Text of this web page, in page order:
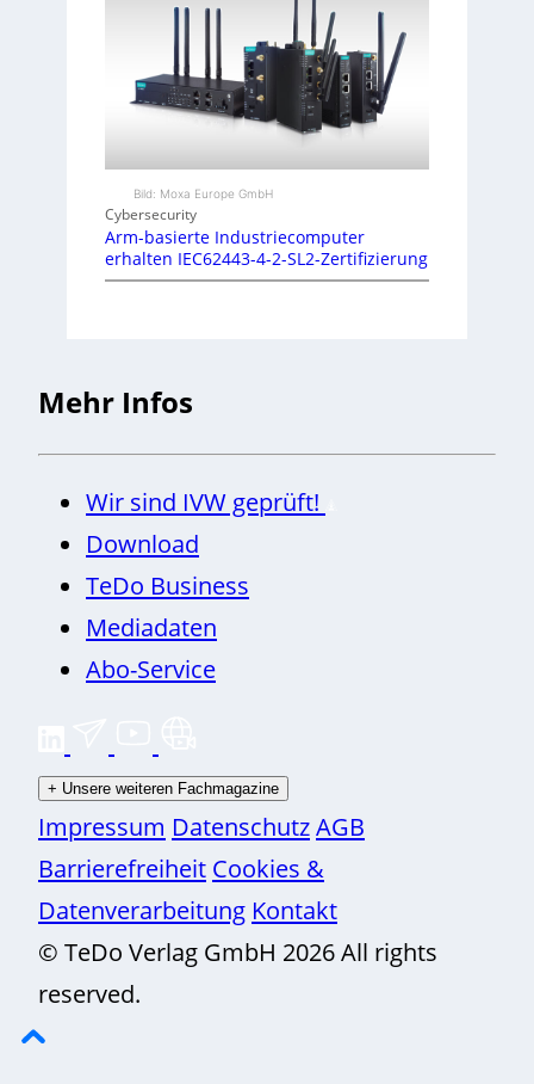
Bild: Moxa Europe GmbH
Cybersecurity
Arm-basierte Industriecomputer
erhalten IEC62443-4-2-SL2-Zertifizierung
Mehr Infos
Wir sind IVW geprüft!
Download
TeDo Business
Mediadaten
Abo-Service
+ Unsere weiteren Fachmagazine
Impressum DatenschutzAGB
Barrierefreiheit Cookies &
Datenverarbeitung Kontakt
© TeDo Verlag GmbH 2026 All rights
reserved.